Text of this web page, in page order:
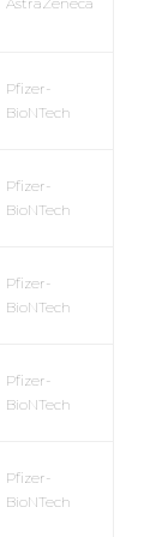
Pfizer-
BioNTech
Pfizer-
BioNTech
Pfizer-
BioNTech
Pfizer-
BioNTech
Pfizer-
BioNTech